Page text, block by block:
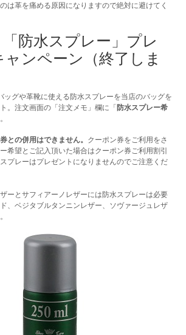
は革を痛める原因になりますので絶対に避けてく
防水スプレー」プレ
ンペーン（終了しま
ッグや革靴に使える防水スプレーを当店のバッグを
。注文画面の「注文メモ」欄に「防水スプレー希
との併用はできません。 クーポン券をご利用をさ
希望とご記入頂いた場合はクーポン券ご利用割引
プレーはプレゼントになりませんのでご注意くだ
ーとサフィアーノレザーには防水スプレーは必要
、ベジタブルタンニンレザー、ソヴァージュレザ